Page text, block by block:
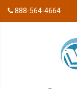
888-564-4664